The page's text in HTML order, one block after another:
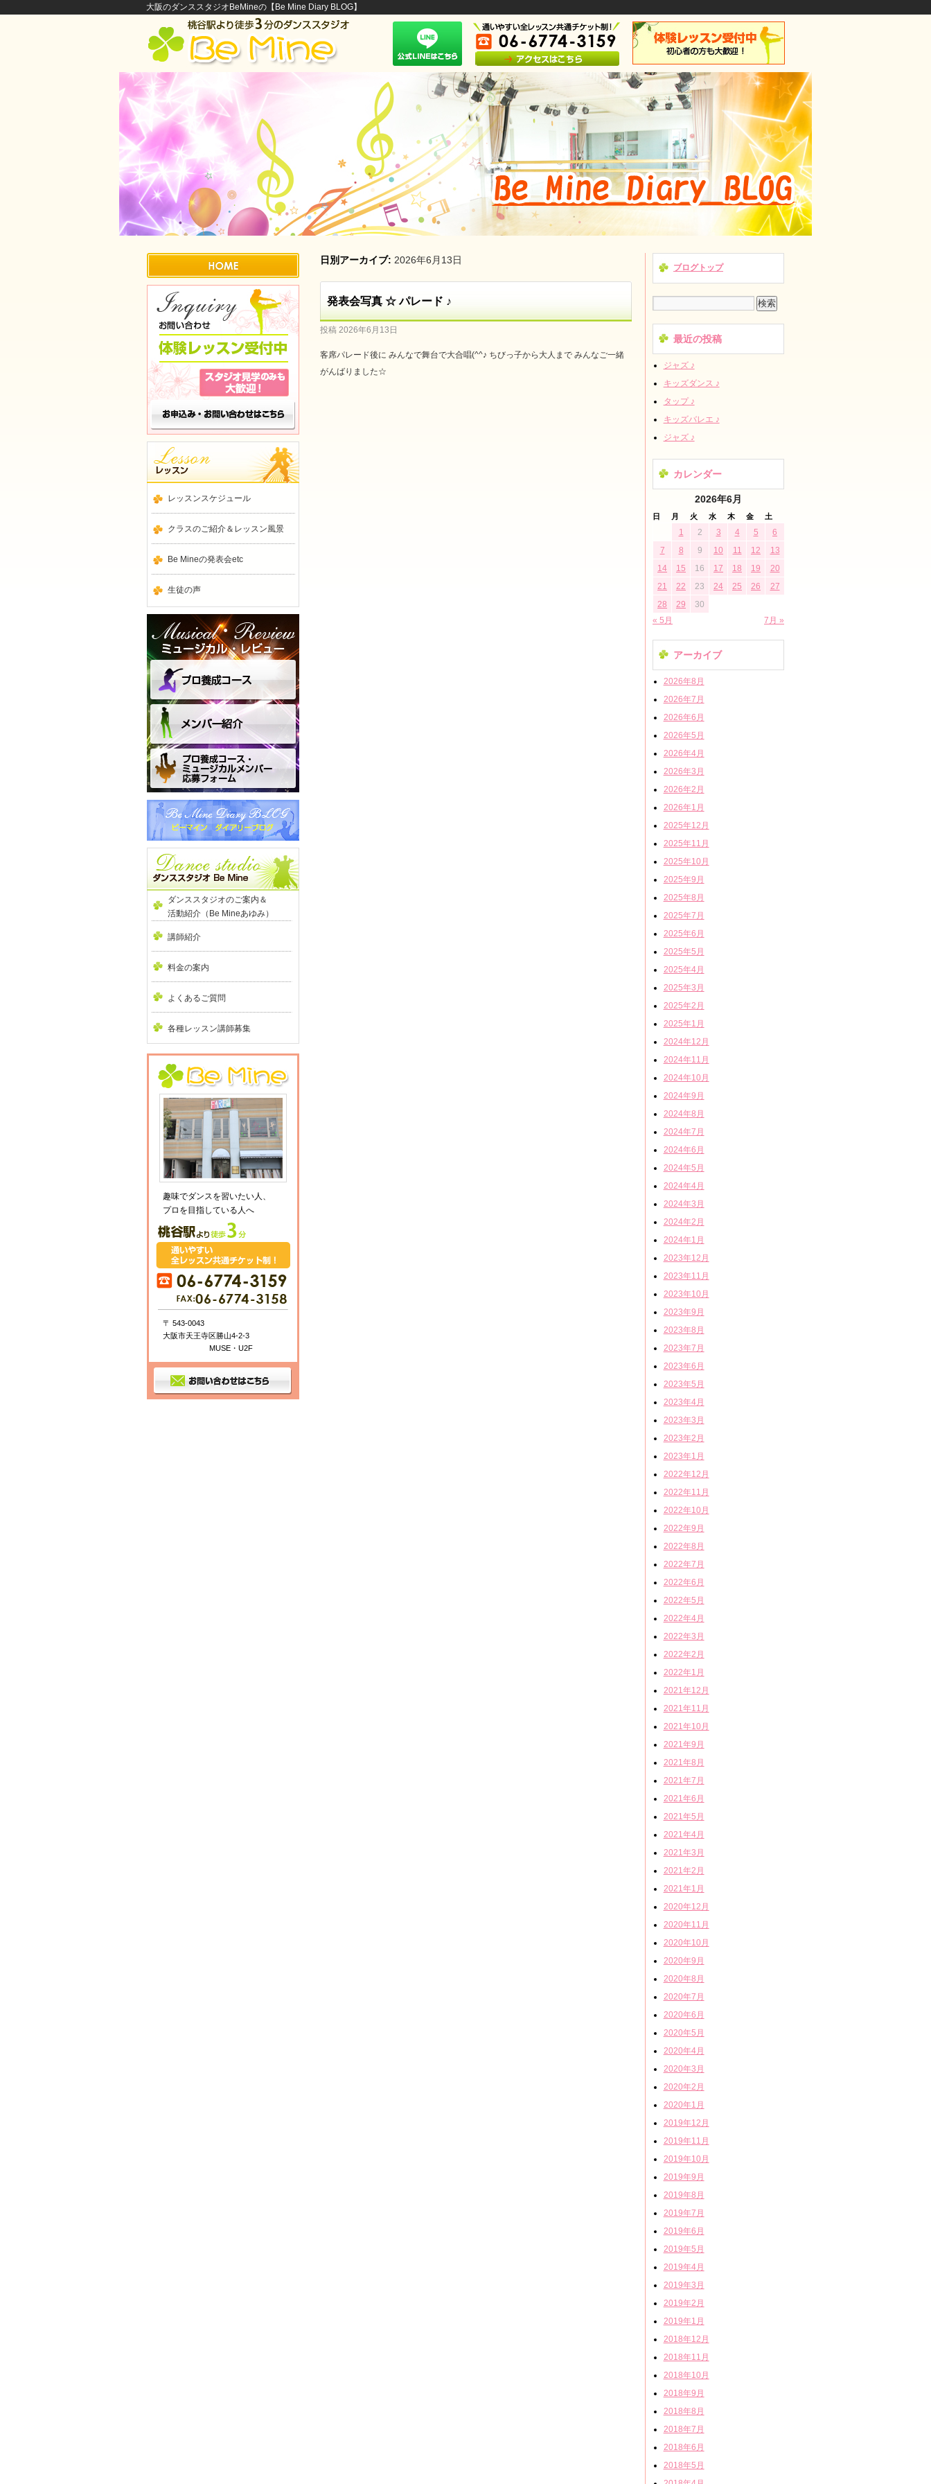
大阪のダンススタジオBeMineの【Be Mine Diary BLOG】
レッスンスケジュール
クラスのご紹介＆レッスン風景
Be Mineの発表会etc
生徒の声
ダンススタジオのご案内＆
活動紹介（Be Mineあゆみ）
講師紹介
料金の案内
よくあるご質問
各種レッスン講師募集
趣味でダンスを習いたい人、
プロを目指している人へ
〒 543-0043
大阪市天王寺区勝山4-2-3
MUSE・U2F
日別アーカイブ: 2026年6月13日
発表会写真 ☆ パレード ♪
投稿 2026年6月13日
客席パレード後に みんなで舞台で大合唱(^^♪ ちびっ子から大人まで みんなご一緒
がんばりました☆
ブログトップ
最近の投稿
ジャズ ♪
キッズダンス ♪
タップ ♪
キッズバレエ ♪
ジャズ ♪
カレンダー
2026年6月
日 月 火 水 木 金 土
« 5月 7月 »
1 2 3 4 5
6
7
8 9 10 11 12
13
14
15 16 17 18 19
20
21
22 23 24 25 26
27
28
29 30
アーカイブ
2026年8月
2026年7月
2026年6月
2026年5月
2026年4月
2026年3月
2026年2月
2026年1月
2025年12月
2025年11月
2025年10月
2025年9月
2025年8月
2025年7月
2025年6月
2025年5月
2025年4月
2025年3月
2025年2月
2025年1月
2024年12月
2024年11月
2024年10月
2024年9月
2024年8月
2024年7月
2024年6月
2024年5月
2024年4月
2024年3月
2024年2月
2024年1月
2023年12月
2023年11月
2023年10月
2023年9月
2023年8月
2023年7月
2023年6月
2023年5月
2023年4月
2023年3月
2023年2月
2023年1月
2022年12月
2022年11月
2022年10月
2022年9月
2022年8月
2022年7月
2022年6月
2022年5月
2022年4月
2022年3月
2022年2月
2022年1月
2021年12月
2021年11月
2021年10月
2021年9月
2021年8月
2021年7月
2021年6月
2021年5月
2021年4月
2021年3月
2021年2月
2021年1月
2020年12月
2020年11月
2020年10月
2020年9月
2020年8月
2020年7月
2020年6月
2020年5月
2020年4月
2020年3月
2020年2月
2020年1月
2019年12月
2019年11月
2019年10月
2019年9月
2019年8月
2019年7月
2019年6月
2019年5月
2019年4月
2019年3月
2019年2月
2019年1月
2018年12月
2018年11月
2018年10月
2018年9月
2018年8月
2018年7月
2018年6月
2018年5月